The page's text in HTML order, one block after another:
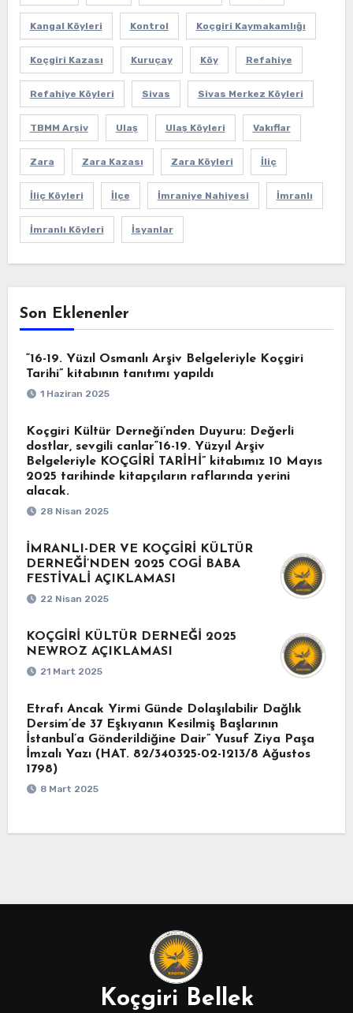
Kangal Köyleri Kontrol Koçgiri Kaymakamlığı
Koçgiri Kazası Kuruçay Köy Refahiye
Refahiye Köyleri Sivas Sivas Merkez Köyleri
TBMM Arşiv Ulaş Ulaş Köyleri Vakıflar
Zara Zara Kazası Zara Köyleri İliç
İliç Köyleri İlçe İmraniye Nahiyesi İmranlı
İmranlı Köyleri İsyanlar
Son Eklenenler
“16-19. Yüzıl Osmanlı Arşiv Belgeleriyle Koçgiri
Tarihi” kitabının tanıtımı yapıldı
1 Haziran 2025
Koçgiri Kültür Derneği’nden Duyuru: Değerli
dostlar, sevgili canlar“16-19. Yüzyıl Arşiv
Belgeleriyle KOÇGİRİ TARİHİ” kitabımız 10 Mayıs
2025 tarihinde kitapçıların raflarında yerini
alacak.
28 Nisan 2025
İMRANLI-DER VE KOÇGİRİ KÜLTÜR
DERNEĞİ’NDEN 2025 COGİ BABA
FESTİVALİ AÇIKLAMASI
22 Nisan 2025
KOÇGİRİ KÜLTÜR DERNEĞİ 2025
NEWROZ AÇIKLAMASI
21 Mart 2025
Etrafı Ancak Yirmi Günde Dolaşılabilir Dağlık
Dersim’de 37 Eşkıyanın Kesilmiş Başlarının
İstanbul’a Gönderildiğine Dair” Yusuf Ziya Paşa
İmzalı Yazı (HAT. 82/340325-02-1213/8 Ağustos
1798)
8 Mart 2025
Koçgiri Bellek